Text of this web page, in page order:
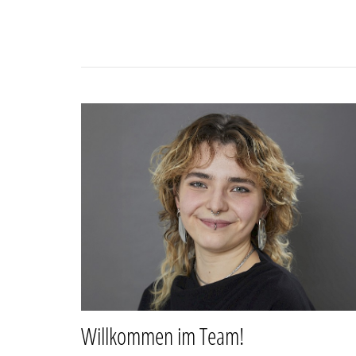
Willkommen im Team!